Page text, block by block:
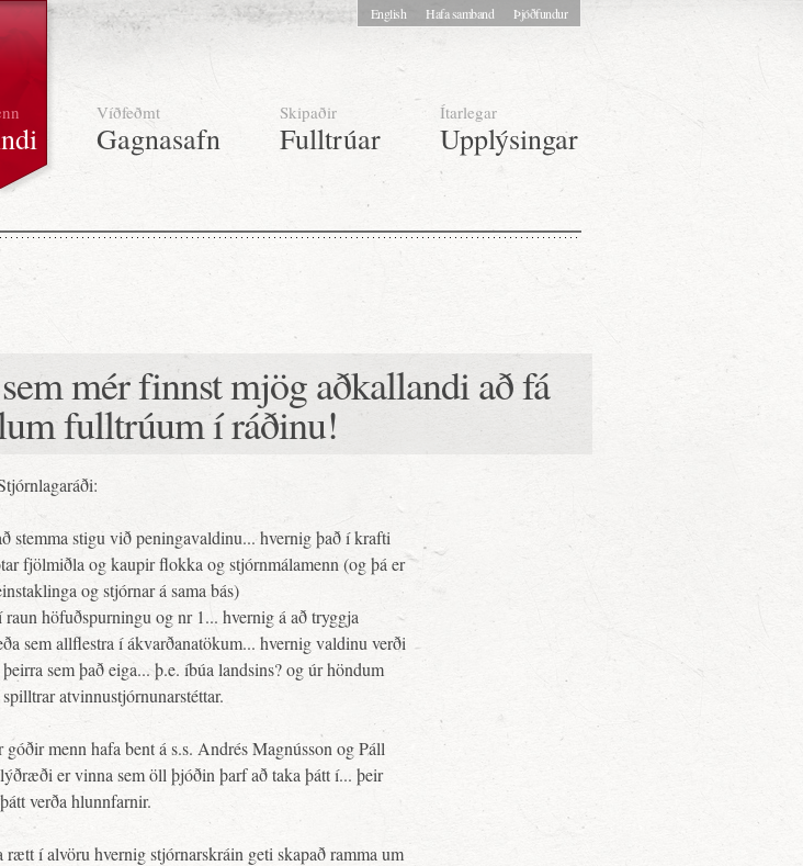
Víðfeðmt
Gagnasafn
Skipaðir
Fulltrúar
Ítarlegar
Upplýsingar
English Hafa samband Þjóðfundur
mér finnst mjög aðkallandi að fá
fulltrúum í ráðinu!
stemma stigu við peningavaldinu... hvernig það í krafti
fjölmiðla og kaupir flokka og stjórnmálamenn (og þá er
og stjórnar á sama bás)
raun höfuðspurningu og nr 1... hvernig á að tryggja
sem allflestra í ákvarðanatökum... hvernig valdinu verði
sem það eiga... þ.e. íbúa landsins? og úr höndum
atvinnustjórnunarstéttar.
góðir menn hafa bent á s.s. Andrés Magnússon og Páll
er vinna sem öll þjóðin þarf að taka þátt í... þeir
verða hlunnfarnir.
rætt í alvöru hvernig stjórnarskráin geti skapað ramma um